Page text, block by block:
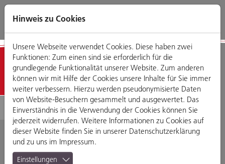
Direkt
zum
Zum
Hauptmenü
Zum
Footermenü
Zur
Website-
Detailansicht
MONIQ Kosmetik- und
Hinweis zu Cookies
Unsere Webseite verwendet Cookies. Diese haben zwei
Funktionen: Zum einen sind sie erforderlich für die
grundlegende Funktionalität unserer Website. Zum anderen
können wir mit Hilfe der Cookies unsere Inhalte für Sie immer
weiter verbessern. Hierzu werden pseudonymisierte Daten
von Website-Besuchern gesammelt und ausgewertet. Das
Einverständnis in die Verwendung der Cookies können Sie
jederzeit widerrufen. Weitere Informationen zu Cookies auf
dieser Website finden Sie in unserer Datenschutzerklärung
und zu uns im Impressum.
Einstellungen